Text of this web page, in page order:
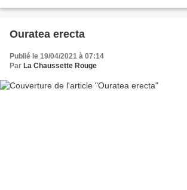
Ouratea erecta
Publié le 19/04/2021 à 07:14
Par La Chaussette Rouge